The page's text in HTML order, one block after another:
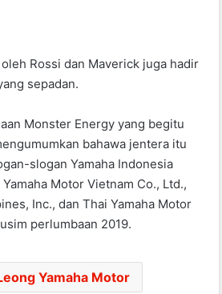
Rossi dan Maverick juga hadir
sepadan.
Monster Energy yang begitu
bahawa jentera itu
slogan Yamaha Indonesia
Motor Vietnam Co., Ltd.,
Inc., dan Thai Yamaha Motor
perlumbaan 2019.
Yamaha Motor